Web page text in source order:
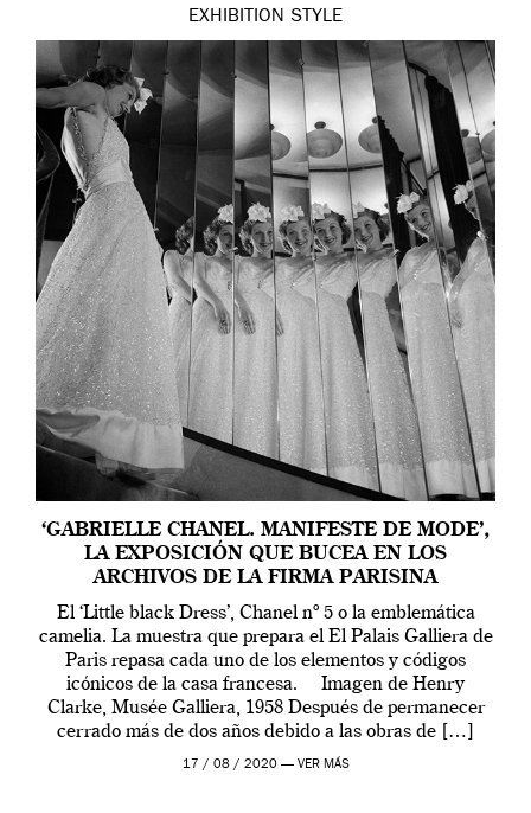
EXHIBITION STYLE
‘GABRIELLE CHANEL. MANIFESTE DE MODE’,
LA EXPOSICIÓN QUE BUCEA EN LOS
ARCHIVOS DE LA FIRMA PARISINA
El ‘Little black Dress’, Chanel nº 5 o la emblemática
camelia. La muestra que prepara el El Palais Galliera de
Paris repasa cada uno de los elementos y códigos
icónicos de la casa francesa. Imagen de Henry
Clarke, Musée Galliera, 1958 Después de permanecer
cerrado más de dos años debido a las obras de […]
17 / 08 / 2020 — VER MÁS